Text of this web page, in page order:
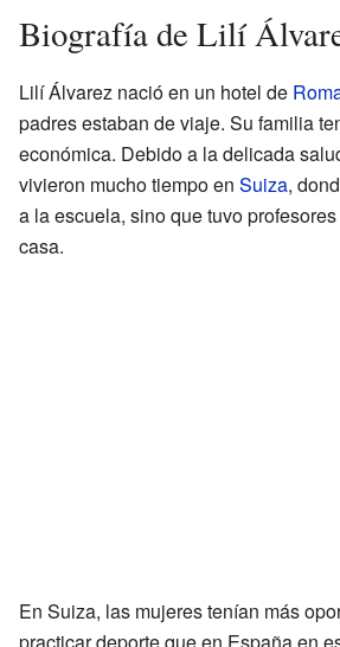
Biografía de Lilí
Lilí Álvarez nació en un hotel de
padres estaban de viaje. Su familia
económica. Debido a la delicada
vivieron mucho tiempo en Suiza,
a la escuela, sino que tuvo
casa.
En Suiza, las mujeres tenían más